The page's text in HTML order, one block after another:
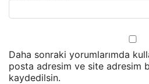
Daha sonraki yorumlarımda
posta adresim ve site adresim
kaydedilsin.